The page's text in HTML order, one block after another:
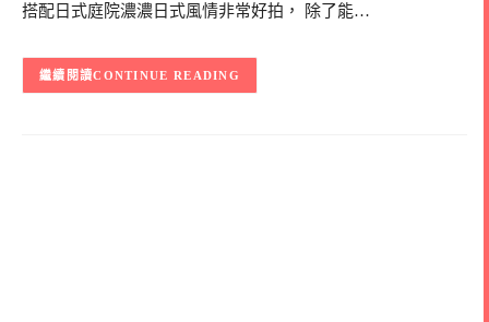
搭配日式庭院濃濃日式風情非常好拍， 除了能…
CONTINUE READING